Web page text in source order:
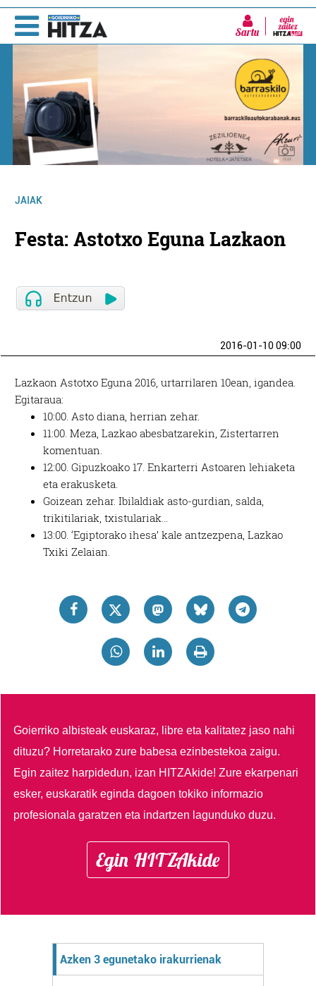
Sartu
JAIAK
Festa: Astotxo Eguna Lazkaon
2016-01-10 09:00
Lazkaon Astotxo Eguna 2016, urtarrilaren 10ean, igandea.
Egitaraua:
10:00. Asto diana, herrian zehar.
11:00. Meza, Lazkao abesbatzarekin, Zistertarren
komentuan.
12:00. Gipuzkoako 17. Enkarterri Astoaren lehiaketa
eta erakusketa.
Goizean zehar. Ibilaldiak asto-gurdian, salda,
trikitilariak, txistulariak…
13:00. ‘Egiptorako ihesa’ kale antzezpena, Lazkao
Txiki Zelaian.
Goierriko albisteak euskaraz, libre eta kalitatez jaso nahi
dituzu? Horretarako zure babesa ezinbestekoa zaigu.
Egin zaitez harpidedun, izan HITZAkide!Zure ekarpenari
esker, euskaratik eginda dagoen tokiko informazio
profesionala garatzen eta indartzen lagunduko duzu.
Egin HITZAkide
Azken 3 egunetako irakurrienak